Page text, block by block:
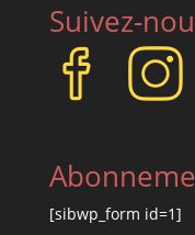
Suivez-
[sibwp_form id=1]